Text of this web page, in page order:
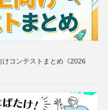
コンテストまとめ《2026